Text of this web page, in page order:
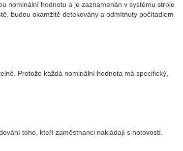
nominální hodnotu a je zaznamenán v systému stroje
budou okamžitě detekovány a odmítnuty počítadlem
Protože každá nominální hodnota má specifický,
toho, kteří zaměstnanci nakládají s hotovostí.